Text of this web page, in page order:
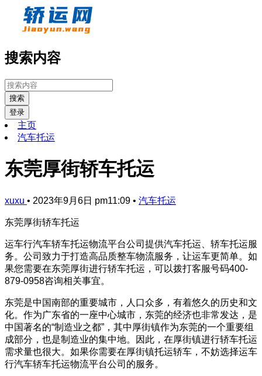
搜索内容
搜索
登录
主页
汽车托运
东莞厚街轿车托运
xuxu • 2023年9月6日 pm11:09 • 汽车托运
东莞厚街轿车托运
运车行汽车轿车托运物流平台公司提供汽车托运、轿车托运服
务。公司致力于打造高品质整车物流服务，让运车更简单。如
果您需要在东莞厚街进行轿车托运，可以拨打客服号码400-
879-0958咨询相关事宜。
东莞是中国南部的重要城市，人口众多，有着悠久的历史和文
化。作为广东省的一座中心城市，东莞的经济也非常发达，是
中国著名的“制造业之都”，其中厚街镇作为东莞的一个重要组
成部分，也是制造业的集中地。因此，在厚街镇进行轿车托运
需求量也很大。如果你需要在厚街镇托运轿车，不妨选择运车
行汽车轿车托运物流平台公司的服务。